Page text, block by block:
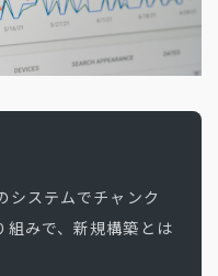
システムでチャンク
みで、新規構築とは